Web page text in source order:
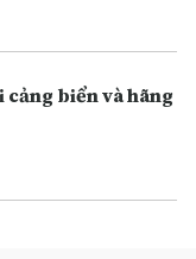
biển và hãng